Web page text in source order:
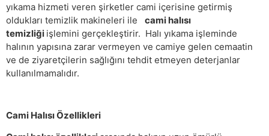
yıkama hizmeti veren şirketler cami içerisine getirmiş
oldukları temizlik makineleri ile cami halısı
temizliği işlemini gerçekleştirir. Halı yıkama işleminde
halının yapısına zarar vermeyen ve camiye gelen cemaatin
ve de ziyaretçilerin sağlığını tehdit etmeyen deterjanlar
kullanılmamalıdır.
Cami Halısı Özellikleri